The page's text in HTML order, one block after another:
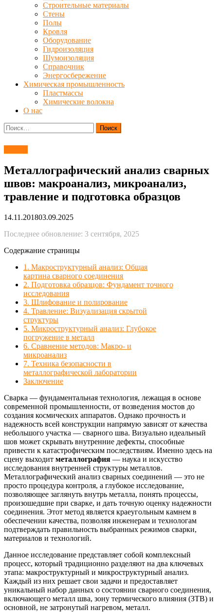
Строительные материалы
Стены
Полы
Кровля
Оборудование
Гидроизоляция
Шумоизоляция
Справочник
Энергосбережение
Химическая промышленность
Пластмассы
Химические волокна
О нас
Найти:
Металлографический анализ сварных
швов: макроанализ, микроанализ,
травление и подготовка образцов
14.11.201803.09.2025
Последнее обновление: 3 сентября, 2025
Содержание страницы
1. Макроструктурный анализ: Общая
картина сварного соединения
2. Подготовка образцов: Фундамент точного
исследования
3. Шлифование и полирование
4. Травление: Визуализация скрытой
структуры
5. Микроструктурный анализ: Глубокое
погружение в металл
6. Сравнение методов: Макро- и
микроанализ
7. Техника безопасности в
металлографической лаборатории
Заключение
Сварка — фундаментальная технология, лежащая в основе
современной промышленности, от возведения мостов до
создания космических аппаратов. Однако прочность и
надежность всей конструкции напрямую зависят от качества
небольшого участка — сварного шва. Визуально идеальный
шов может скрывать внутренние дефекты, способные
привести к катастрофическим последствиям. Именно здесь на
сцену выходит металлография — наука и искусство
исследования внутренней структуры металлов.
Металлографический анализ сварных соединений — это не
просто процедура контроля, а глубокое исследование,
позволяющее заглянуть внутрь металла, понять процессы,
произошедшие при сварке, и дать точную оценку надежности
соединения. Этот метод является краеугольным камнем в
обеспечении качества, позволяя инженерам и технологам
подтверждать правильность выбранных режимов сварки,
материалов и технологий.
Данное исследование представляет собой комплексный
процесс, который традиционно разделяют на два ключевых
этапа: макроструктурный и микроструктурный анализ.
Каждый из них решает свои задачи и предоставляет
уникальный набор данных о состоянии сварного соединения,
включающего металл шва, зону термического влияния (ЗТВ) и
основной, не затронутый нагревом, металл.